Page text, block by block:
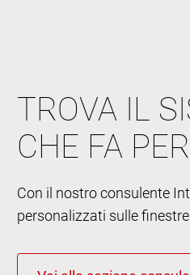
TROVA IL
CHE FA
Con il nostro consulente
personalizzati sulle